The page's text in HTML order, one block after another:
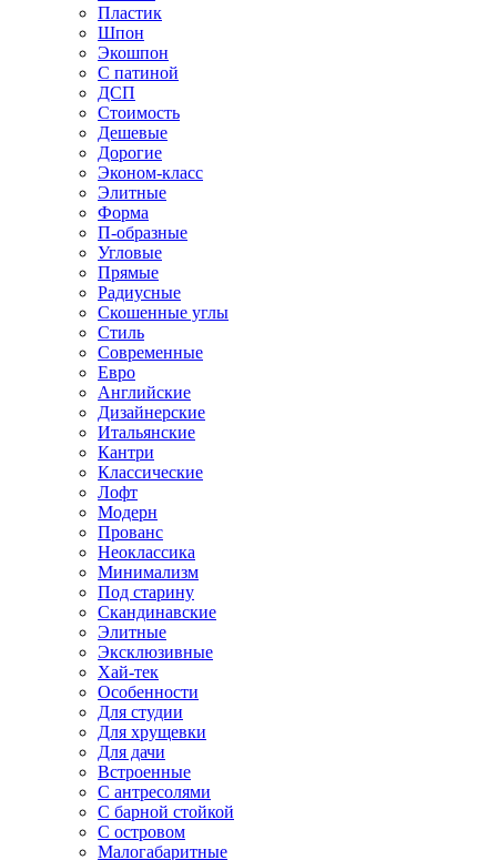
Пластик
Шпон
Экошпон
С патиной
ДСП
Стоимость
Дешевые
Дорогие
Эконом-класс
Элитные
Форма
П-образные
Угловые
Прямые
Радиусные
Скошенные углы
Стиль
Современные
Евро
Английские
Дизайнерские
Итальянские
Кантри
Классические
Лофт
Модерн
Прованс
Неоклассика
Минимализм
Под старину
Скандинавские
Элитные
Эксклюзивные
Хай-тек
Особенности
Для студии
Для хрущевки
Для дачи
Встроенные
С антресолями
С барной стойкой
С островом
Малогабаритные